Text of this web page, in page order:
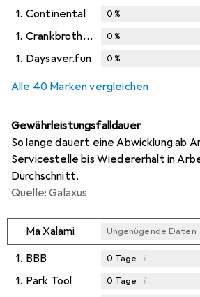
1. Continental 0%
1. Crankbrothers 0%
1. Daysaver.fun 0%
Alle 40 Marken vergleichen
Gewährleistungsfalldauer
So lange dauert eine Abwicklung ab
Servicestelle bis Wiedererhalt in
Durchschnitt.
Quelle: Galaxus
Ma Xalami Ungenügende Daten
1. BBB 0 Tage i
1. Park Tool 0 Tage i